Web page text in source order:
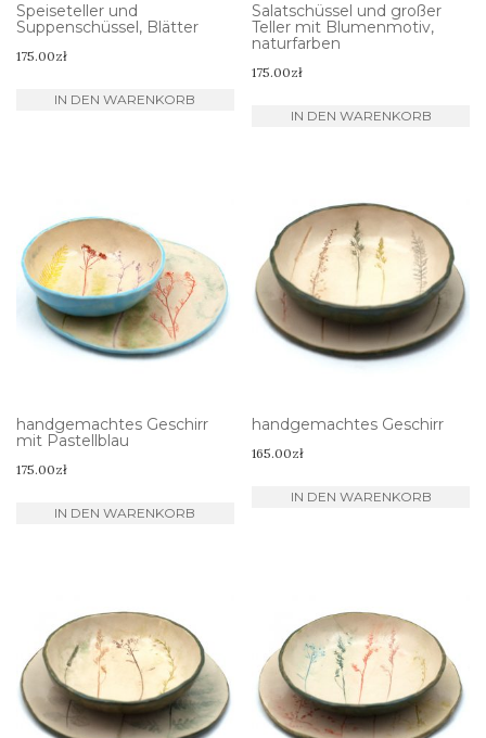
Speiseteller und
Suppenschüssel, Blätter
175.00zł
IN DEN WARENKORB
Salatschüssel und großer
Teller mit Blumenmotiv,
naturfarben
175.00zł
IN DEN WARENKORB
handgemachtes Geschirr
mit Pastellblau
175.00zł
IN DEN WARENKORB
handgemachtes Geschirr
165.00zł
IN DEN WARENKORB